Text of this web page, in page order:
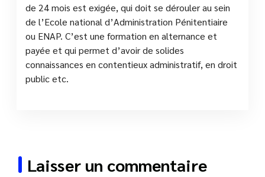
de 24 mois est exigée, qui doit se dérouler au sein
de l’Ecole national d’Administration Pénitentiaire
ou ENAP. C’est une formation en alternance et
payée et qui permet d’avoir de solides
connaissances en contentieux administratif, en droit
public etc.
Laisser un commentaire